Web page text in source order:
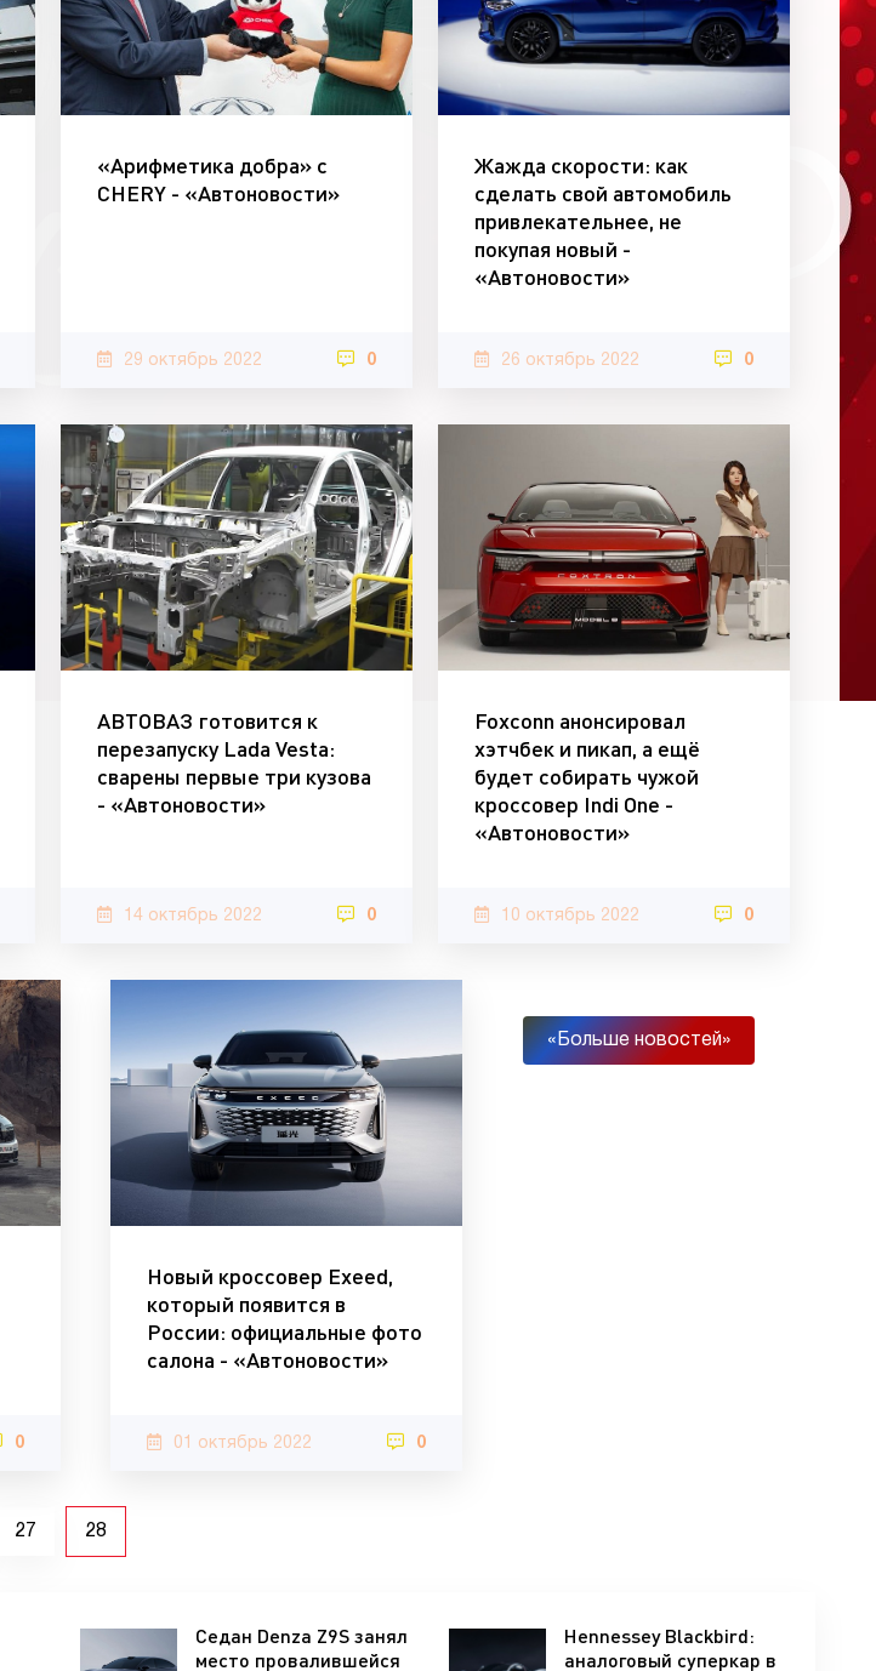
«Арифметика добра» с
CHERY - «Автоновости»
29 октябрь 2022 0
Жажда скорости: как
сделать свой автомобиль
привлекательнее, не
покупая новый -
«Автоновости»
26 октябрь 2022 0
АВТОВАЗ готовится к
перезапуску Lada Vesta:
сварены первые три кузова
- «Автоновости»
14 октябрь 2022 0
Foxconn анонсировал
хэтчбек и пикап, а ещё
будет собирать чужой
кроссовер Indi One -
«Автоновости»
10 октябрь 2022 0
0
Новый кроссовер Exeed,
который появится в
России: официальные фото
салона - «Автоновости»
01 октябрь 2022 0
«Больше новостей»
27 28
Седан Denza Z9S занял
место провалившейся
Hennessey Blackbird:
аналоговый суперкар в